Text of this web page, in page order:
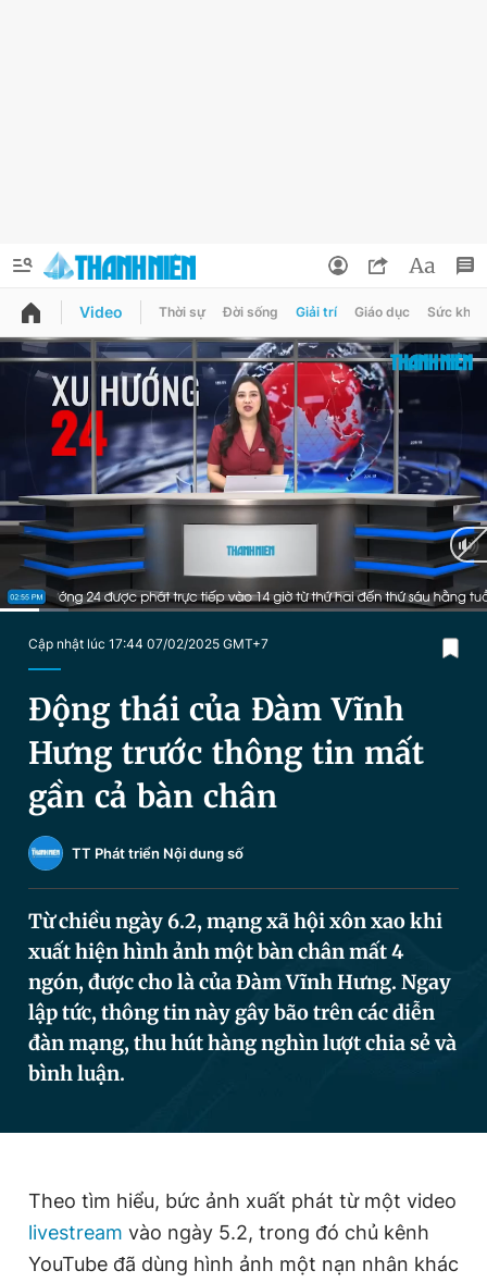
QUẢNG CÁO
Chuyên mục
Chuyên mục khác
Chào ngày mới Tin 24h
Video Magazine
Sản phẩm khác
Tiện ích
Thông tin tòa soạn Liên hệ quảng cáo
Đọc Thanh Niên trên điện thoại
Hotline
0906 645 777
Liên hệ quảng cáo
0908 780 404
Thông tin tài khoản
Đổi mật khẩu
Tin đã lưu
Tin đã xem
Đăng xuất
Video Thời sự Đời sống Giải trí Giáo dục Sức khỏe
Cập nhật lúc 17:44 07/02/2025 GMT+7
Động thái của Đàm Vĩnh
Hưng trước thông tin mất
gần cả bàn chân
TT Phát triển Nội dung số
Từ chiều ngày 6.2, mạng xã hội xôn xao khi
xuất hiện hình ảnh một bàn chân mất 4
ngón, được cho là của Đàm Vĩnh Hưng. Ngay
lập tức, thông tin này gây bão trên các diễn
đàn mạng, thu hút hàng nghìn lượt chia sẻ và
bình luận.
Theo tìm hiểu, bức ảnh xuất phát từ một video
livestream vào ngày 5.2, trong đó chủ kênh
YouTube đã dùng hình ảnh một nạn nhân khác